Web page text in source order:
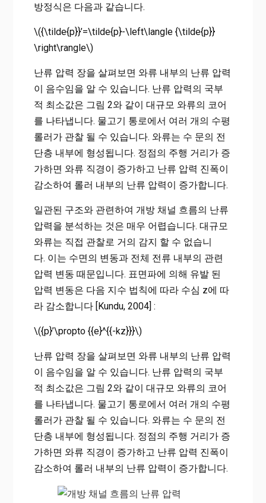
방정식은 다음과 같습니다.
\({\tilde{p}}’=\tilde{p}-\left\langle {\tilde{p}}
\right\rangle\)
난류 압력 장을 살펴보면 와류 내부의 난류 압력
이 음수임을 알 수 있습니다. 난류 압력의 국부
적 최소값은 그림 2와 같이 대규모 와류의 코어
를 나타냅니다. 물고기 통로에서 여러 개의 수평
롤러가 관찰 될 수 있습니다. 와류는 수 문의 전
단층 내부에 형성됩니다. 정점의 주행 거리가 증
가하면 와류 직경이 증가하고 난류 압력 진폭이
감소하여 롤러 내부의 난류 압력이 증가합니다.
일관된 구조와 관련하여 개방 채널 흐름의 난류
압력을 분석하는 것은 매우 어렵습니다. 대규모
와류는 직접 관찰로 거의 감지 할 수 없습니
다. 이는 수면의 변동과 전체 전류 내부의 관련
압력 변동 때문입니다. 표면파에 의해 유발 된
압력 변동은 다음 지수 법칙에 따라 수심 z에 따
라 감소합니다 [Kundu, 2004] :
\({p}’\propto {{e}^{{-kz}}}\)
난류 압력 장을 살펴보면 와류 내부의 난류 압력
이 음수임을 알 수 있습니다. 난류 압력의 국부
적 최소값은 그림 2와 같이 대규모 와류의 코어
를 나타냅니다. 물고기 통로에서 여러 개의 수평
롤러가 관찰 될 수 있습니다. 와류는 수 문의 전
단층 내부에 형성됩니다. 정점의 주행 거리가 증
가하면 와류 직경이 증가하고 난류 압력 진폭이
감소하여 롤러 내부의 난류 압력이 증가합니다.